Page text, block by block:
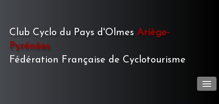
Club Cyclo du Pays d'Olmes Ariège-
Pyrénées
Fédération Française de Cyclotourisme